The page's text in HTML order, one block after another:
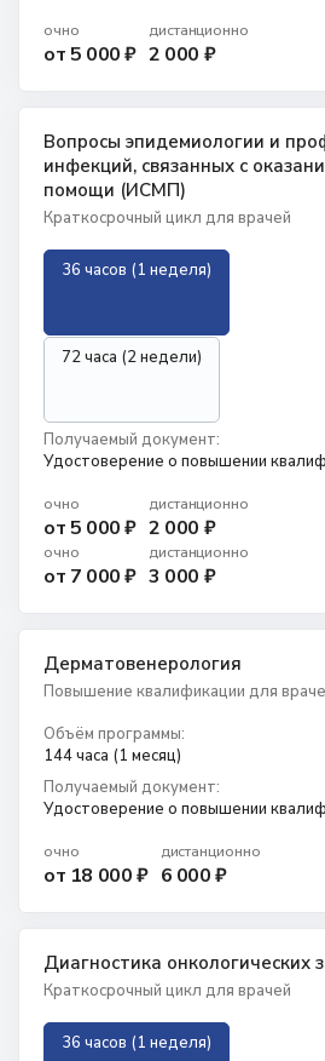
очно
от 5 000 ₽
дистанционно
2 000 ₽
Вопросы эпидемиологии и
инфекций, связанных с
помощи (ИСМП)
Краткосрочный цикл для врачей
36 часов (1 неделя)
72 часа (2 недели)
Получаемый документ:
Удостоверение о повышении
очно
от 5 000 ₽
дистанционно
2 000 ₽
очно
от 7 000 ₽
дистанционно
3 000 ₽
Дерматовенерология
Повышение квалификации для
Объём программы:
144 часа (1 месяц)
Получаемый документ:
Удостоверение о повышении
очно
от 18 000 ₽
дистанционно
6 000 ₽
Диагностика онкологических
Краткосрочный цикл для врачей
36 часов (1 неделя)